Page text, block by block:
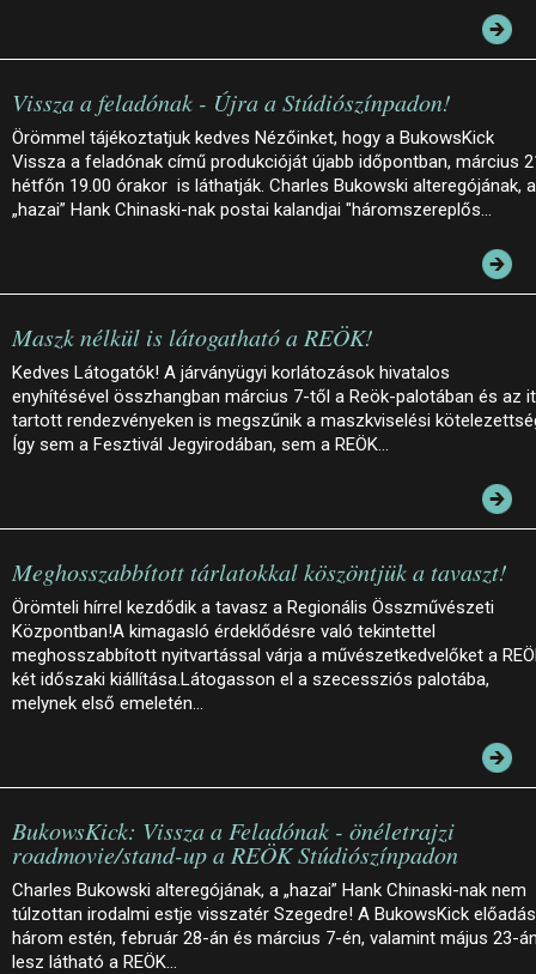
Vissza a feladónak - Újra a Stúdiószínpadon!
Örömmel tájékoztatjuk kedves Nézőinket, hogy a BukowsKick
Vissza a feladónak című produkcióját újabb időpontban, március
hétfőn 19.00 órakor is láthatják. Charles Bukowski alteregójának, a
„hazai” Hank Chinaski-nak postai kalandjai "háromszereplős…
Maszk nélkül is látogatható a REÖK!
Kedves Látogatók! A járványügyi korlátozások hivatalos
enyhítésével összhangban március 7-től a Reök-palotában és az
tartott rendezvényeken is megszűnik a maszkviselési
Így sem a Fesztivál Jegyirodában, sem a REÖK…
Meghosszabbított tárlatokkal köszöntjük a tavaszt!
Örömteli hírrel kezdődik a tavasz a Regionális Összművészeti
Központban!A kimagasló érdeklődésre való tekintettel
meghosszabbított nyitvartással várja a művészetkedvelőket a
két időszaki kiállítása.Látogasson el a szecessziós palotába,
melynek első emeletén…
BukowsKick: Vissza a Feladónak - önéletrajzi
roadmovie/stand-up a REÖK Stúdiószínpadon
Charles Bukowski alteregójának, a „hazai” Hank Chinaski-nak nem
túlzottan irodalmi estje visszatér Szegedre! A BukowsKick
három estén, február 28-án és március 7-én, valamint május 23-
lesz látható a REÖK…